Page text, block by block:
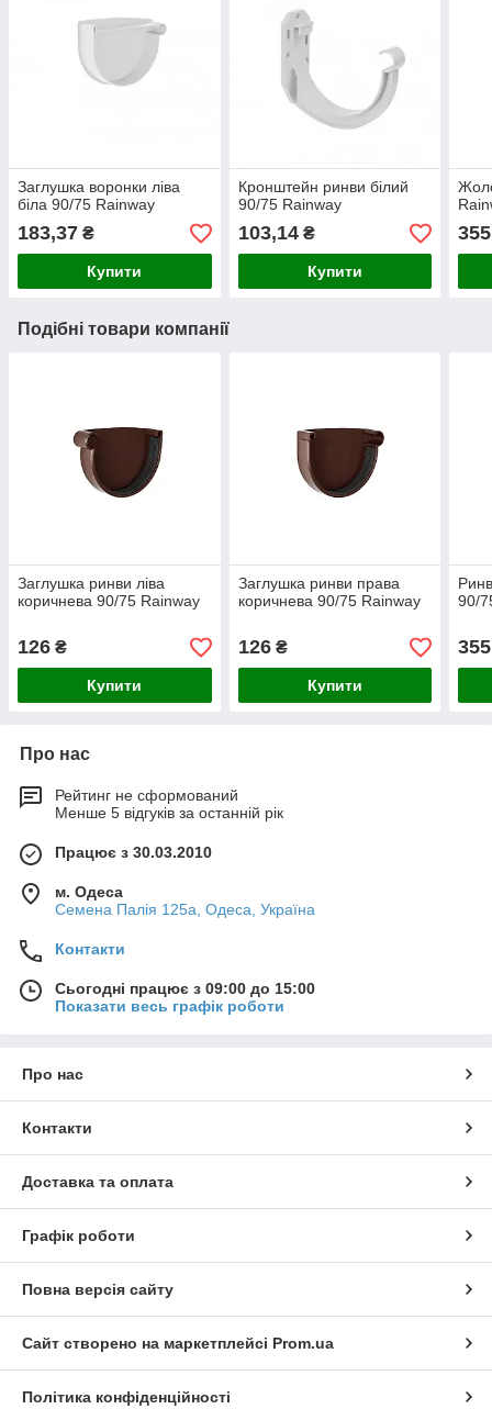
Заглушка воронки ліва
біла 90/75 Rainway
183,37 ₴
Купити
Кронштейн ринви білий
90/75 Rainway
103,14₴
Купити
Подібні товари компанії
Заглушка ринви ліва
коричнева 90/75 Rainway
126 ₴
Купити
Заглушка ринви права
коричнева 90/75 Rainway
126₴
Купити
90/
Про нас
Рейтинг не сформований
Менше 5 відгуків за останній рік
Працює з 30.03.2010
м. Одеса
Семена Палія 125а, Одеса, Україна
Контакти
Сьогодні працює з 09:00 до 15:00
Показати весь графік роботи
Про нас
Контакти
Доставка та оплата
Графік роботи
Повна версія сайту
Сайт створено на маркетплейсі Prom.ua
Політика конфіденційності